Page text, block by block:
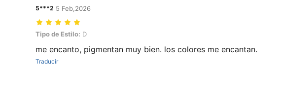
5***2 5 Feb,2026
Tipo de Estilo: D
Tipo de Estilo: D
me encanto, pigmentan muy bien. los colores me encantan.
Traducir